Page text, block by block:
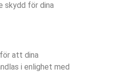
skydd för dina
för att dina
i enlighet med